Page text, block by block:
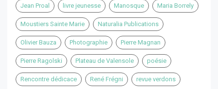
Jean Proal livre jeunesse Manosque Maria Borrely
Moustiers Sainte Marie Naturalia Publications
Olivier Bauza Photographie Pierre Magnan
Pierre Ragolski Plateau de Valensole poésie
Rencontre dédicace René Frégni revue verdons